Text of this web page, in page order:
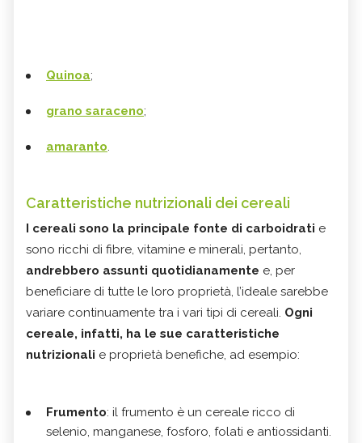
Quinoa;
grano saraceno;
amaranto.
Caratteristiche nutrizionali dei cereali
I cereali sono la principale fonte di carboidrati e
sono ricchi di fibre, vitamine e minerali, pertanto,
andrebbero assunti quotidianamente e, per
beneficiare di tutte le loro proprietà, l’ideale sarebbe
variare continuamente tra i vari tipi di cereali. Ogni
cereale, infatti, ha le sue caratteristiche
nutrizionali e proprietà benefiche, ad esempio:
Frumento: il frumento è un cereale ricco di
selenio, manganese, fosforo, folati e antiossidanti.